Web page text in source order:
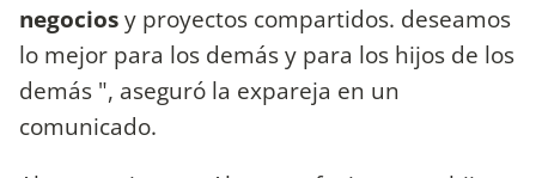
negociosy proyectos compartidos. deseamos
lo mejor para los demás y para los hijos de los
demás ", aseguró la expareja en un
comunicado.